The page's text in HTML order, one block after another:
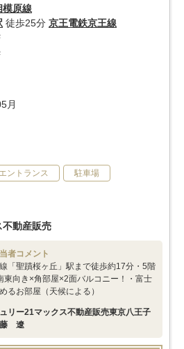
模原線
徒歩25分 京王電鉄京王線
月
エントランス 駐車場
動産販売
者コメント
線「聖蹟桜ヶ丘」駅まで徒歩約17分・5階
東向き×角部屋×2面バルコニー！・富士
るお部屋（天候による）
リー21マックス不動産販売東京八王子
遼